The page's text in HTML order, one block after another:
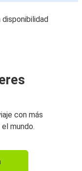
con más
mundo.